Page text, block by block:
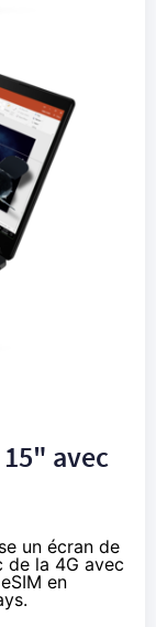
avec
un écran de
de la 4G avec
en